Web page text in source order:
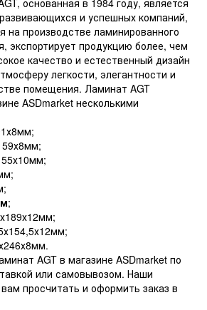
и успешных компаний,
на производстве ламинированного
экспортирует продукцию более, чем
качество и естественный дизайн
легкости, элегантности и
помещения. Ламинат AGT
ASDmarket несколькими
;
AGT в магазине ASDmarket по
или самовывозом. Наши
просчитать и оформить заказ в